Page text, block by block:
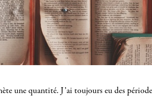
une quantité. J’ai toujours eu des